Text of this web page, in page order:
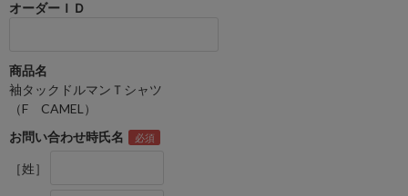
オーダーＩＤ
商品名
袖タックドルマンＴシャツ
（F CAMEL）
お問い合わせ時氏名
［姓］